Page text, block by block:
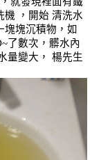
機 ，開始 清洗水
塊塊沉積物，如
了數次，髒水內
量變大， 楊先生